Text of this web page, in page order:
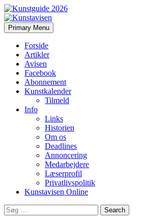
Kunstavisen
Search
Primary Menu Skip
to
Forside
Artikler
Avisen
Facebook
Abonnement
Kunstkalender
Tilmeld
Info
Links
Historien
Om os
Deadlines
Annoncering
Medarbejdere
Læserprofil
Privatlivspolitik
Kunstavisen Online
Search
for: